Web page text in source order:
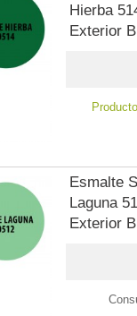
Hierba
Exterior
Esmalte
Laguna
Exterior